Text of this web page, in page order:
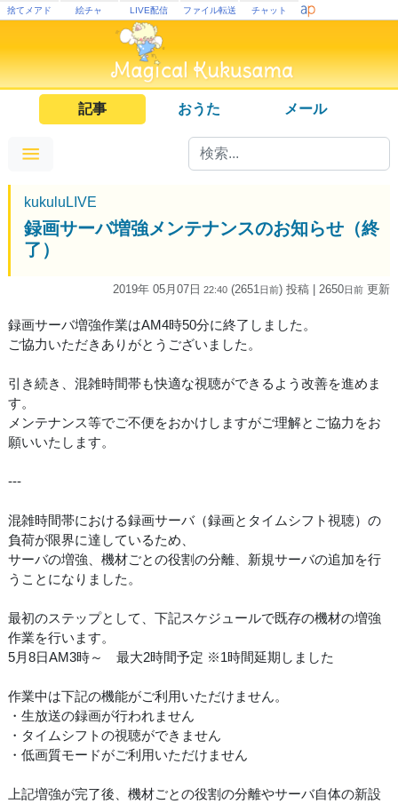
捨てメアド 絵チャ LIVE配信 ファイル転送 チャット
記事 おうた メール
kukuluLIVE
録画サーバ増強メンテナンスのお知らせ（終
了）
2019年 05月07日 22:40 (2651 日前) 投稿 | 2650日前 更新
録画サーバ増強作業はAM4時50分に終了しました。
ご協力いただきありがとうございました。
引き続き、混雑時間帯も快適な視聴ができるよう改善を進めま
す。
メンテナンス等でご不便をおかけしますがご理解とご協力をお
願いいたします。
---
混雑時間帯における録画サーバ（録画とタイムシフト視聴）の
負荷が限界に達しているため、
サーバの増強、機材ごとの役割の分離、新規サーバの追加を行
うことになりました。
最初のステップとして、下記スケジュールで既存の機材の増強
作業を行います。
5月8日AM3時～ 最大2時間予定 ※1時間延期しました
作業中は下記の機能がご利用いただけません。
・生放送の録画が行われません
・タイムシフトの視聴ができません
・低画質モードがご利用いただけません
上記増強が完了後、機材ごとの役割の分離やサーバ自体の新設